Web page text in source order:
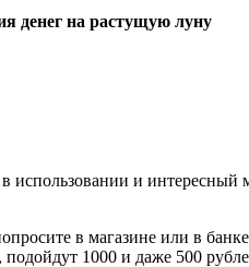
денег на растущую луну
использовании и интересный
в магазине или в
подойдут 1000 и даже 500